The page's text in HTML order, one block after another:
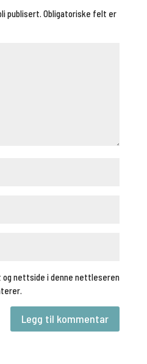
publisert. Obligatoriske felt er
og nettside i denne nettleseren